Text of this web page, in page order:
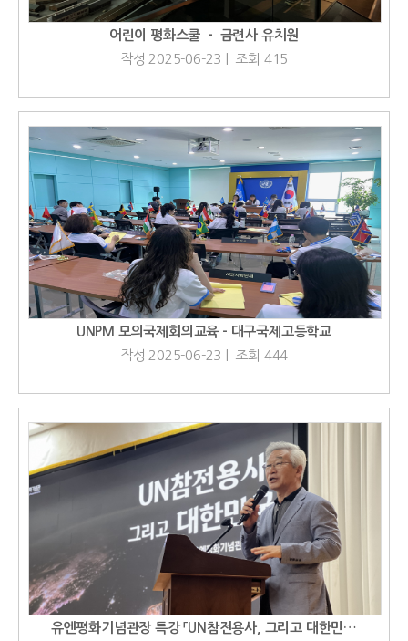
어린이 평화스쿨 － 금련사 유치원
작성 2025-06-23 | 조회 415
UNPM 모의국제회의교육 - 대구국제고등학교
작성 2025-06-23 | 조회 444
유엔평화기념관장 특강 「UN참전용사, 그리고 대한민…